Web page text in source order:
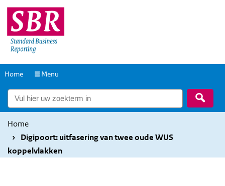
Overslaan
en
naar
inhoud
Overslaan
en
naar
hoofdnavigatie
Naar
homepage
Home Menu
Home
Digipoort: uitfasering van twee oude WUS
koppelvlakken